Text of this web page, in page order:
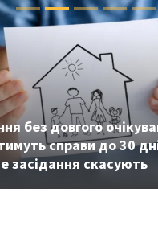
без довгого
справи до 30
засідання скасують